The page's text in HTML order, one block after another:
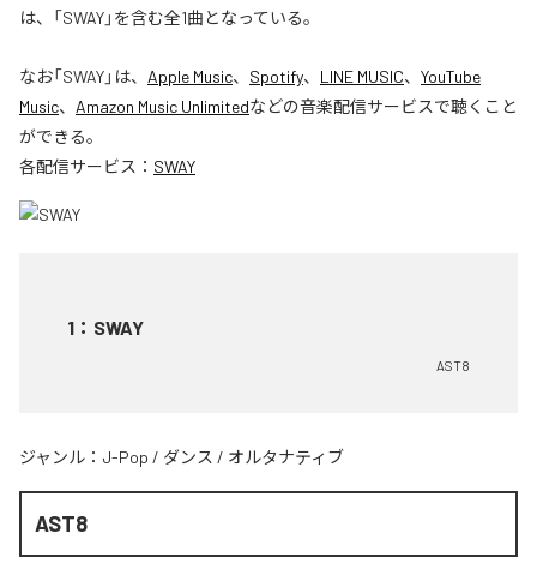
は、「SWAY」を含む全1曲となっている。
なお「SWAY」は、 Apple Music、 Spotify、 LINE MUSIC、 YouTube
Music、 Amazon Music Unlimitedなどの音楽配信サービスで聴くこと
ができる。
各配信サービス： SWAY
1 ： SWAY
AST8
ジャンル： J-Pop / ダンス / オルタナティブ
AST8